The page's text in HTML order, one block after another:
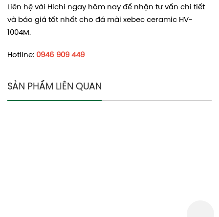
Liên hệ với Hichi ngay hôm nay để nhận tư vấn chi tiết
và báo giá tốt nhất cho đá mài xebec ceramic HV-
1004M.
Hotline:0946 909 449
SẢN PHẨM LIÊN QUAN